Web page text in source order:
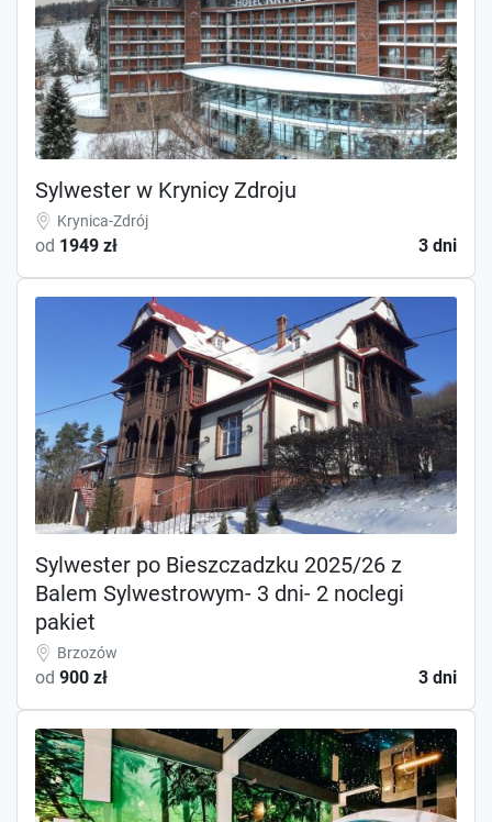
Sylwester w Krynicy Zdroju
Krynica-Zdrój
od 1949 zł 3 dni
Sylwester po Bieszczadzku 2025/26 z
Balem Sylwestrowym- 3 dni- 2 noclegi
pakiet
Brzozów
od 900 zł 3 dni